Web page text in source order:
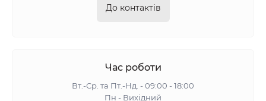
До контактів
Час роботи
Вт.-Ср. та Пт.-Нд. - 09:00 - 18:00
Пн - Вихідний